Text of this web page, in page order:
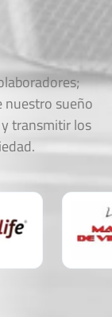
nuestro sueño
transmitir los